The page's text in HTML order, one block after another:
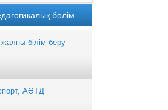
бөлім
білім беру
АӘТД